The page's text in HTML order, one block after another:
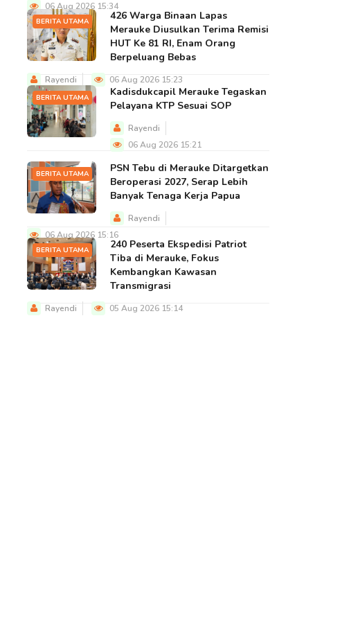
06 Aug 2026 15:34
BERITA UTAMA
426 Warga Binaan Lapas
Merauke Diusulkan Terima Remisi
HUT Ke 81 RI, Enam Orang
Berpeluang Bebas
Rayendi 06 Aug 2026 15:23
BERITA UTAMA
Kadisdukcapil Merauke Tegaskan
Pelayana KTP Sesuai SOP
Rayendi
06 Aug 2026 15:21
BERITA UTAMA
PSN Tebu di Merauke Ditargetkan
Beroperasi 2027, Serap Lebih
Banyak Tenaga Kerja Papua
Rayendi
06 Aug 2026 15:16
BERITA UTAMA
240 Peserta Ekspedisi Patriot
Tiba di Merauke, Fokus
Kembangkan Kawasan
Transmigrasi
Rayendi 05 Aug 2026 15:14